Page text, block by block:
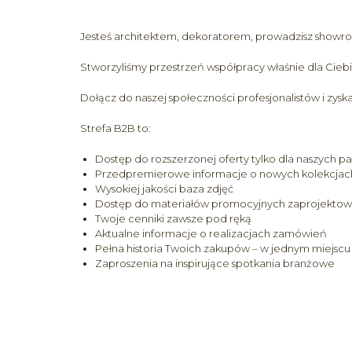
Jesteś architektem, dekoratorem, prowadzisz
Stworzyliśmy przestrzeń współpracy właśnie dla
Dołącz do naszej społeczności profesjonalistów i
Strefa B2B to:
Dostęp do rozszerzonej oferty tylko dla naszych
Przedpremierowe informacje o nowych
Wysokiej jakości baza zdjęć
Dostęp do materiałów promocyjnych
Twoje cenniki zawsze pod ręką
Aktualne informacje o realizacjach zamówień
Pełna historia Twoich zakupów – w jednym miejscu
Zaproszenia na inspirujące spotkania branżowe